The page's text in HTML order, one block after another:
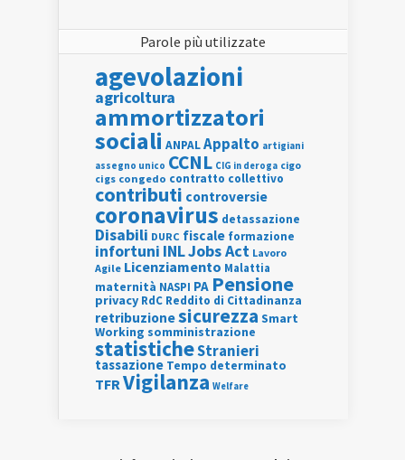
Parole più utilizzate
agevolazioni
agricoltura
ammortizzatori
sociali ANPALAppalto artigiani
assegno unico CCNL CIG in deroga cigo
cigs congedo contratto collettivo
contributi controversie
coronavirus detassazione
Disabili DURC fiscale formazione
infortuni INLJobs Act Lavoro
Agile Licenziamento Malattia
maternità NASPI PA Pensione
privacy RdC Reddito di Cittadinanza
retribuzionesicurezza Smart
Working somministrazione
statisticheStranieri
tassazione Tempo determinato
TFRVigilanza Welfare